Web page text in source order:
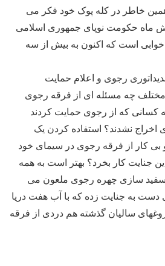
خاطر در کله پوک خود فکر می
ماه حکومت نوپای جمهوری اسلامی
خوابی است که اکنون به بیش از سه
رجوی و اعلام حمایت
چه مسئله ای از فرقه رجوی
کسانی که از رجوی حمایت کردند
نشدند؟ استفاده کردن یک
کار از فرقه رجوی در سیمای خود
جنایت کار بخرد؟ بهتر است به همه
سفید سازی چهره رجوی ملعون می
دست به جنایت زده که با آب هفت دریا
سالیان گذشته هم دردی از فرقه